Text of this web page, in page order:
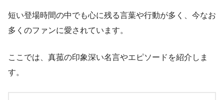
短い登場時間の中でも心に残る言葉や行動が多く、今なお
多くのファンに愛されています。
ここでは、真菰の印象深い名言やエピソードを紹介しま
す。